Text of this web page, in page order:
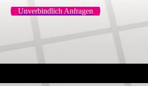
Unverbindlich Anfragen